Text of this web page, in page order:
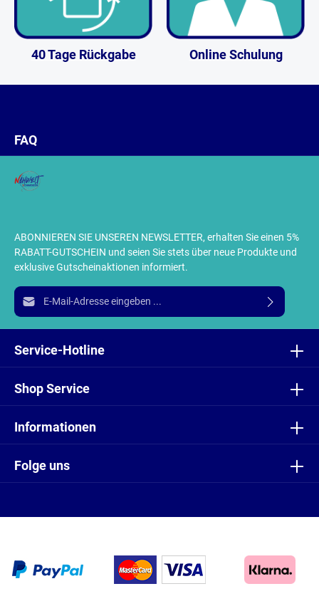
40 Tage Rückgabe Online Schulung
ABONNIEREN SIE UNSEREN NEWSLETTER, erhalten Sie einen 5%
RABATT-GUTSCHEIN und seien Sie stets über neue Produkte und
exklusive Gutscheinaktionen informiert.
E-Mail-Adresse*
Ich habe dieDatenschutzbestimmungenzur Kenntnis
einverstanden.
Folge uns
Service-Hotline
Shop Service
Informationen
FAQ